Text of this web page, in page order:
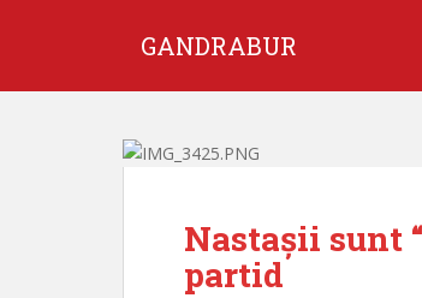
GANDRABUR
Nastașii sunt
partid